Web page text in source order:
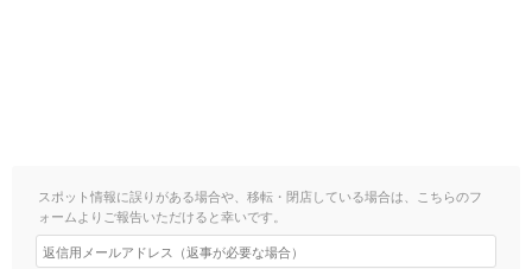
スポット情報に誤りがある場合や、移転・閉店している場合は、こちらのフ
ォームよりご報告いただけると幸いです。